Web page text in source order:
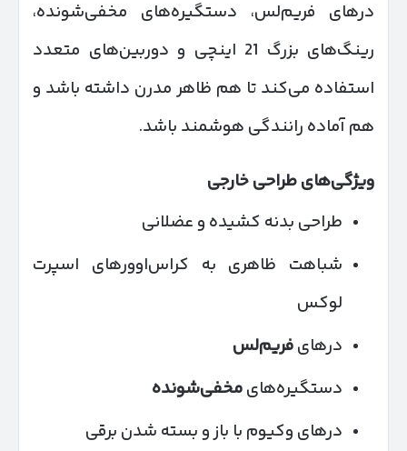
درهای فریم‌لس، دستگیره‌های مخفی‌شونده،
رینگ‌های بزرگ 21 اینچی و دوربین‌های متعدد
استفاده می‌کند تا هم ظاهر مدرن داشته باشد و
هم آماده رانندگی هوشمند باشد.
ویژگی‌های طراحی خارجی
طراحی بدنه کشیده و عضلانی
شباهت ظاهری به کراس‌اوورهای اسپرت
لوکس
درهایفریم‌لس
دستگیره‌هایمخفی‌شونده
درهای وکیوم با باز و بسته شدن برقی